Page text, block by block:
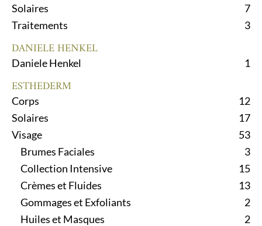
Solaires
7
Traitements
3
DANIELE HENKEL
Daniele Henkel 1
ESTHEDERM
Corps
12
Solaires
17
Visage
53
Brumes Faciales
3
Collection Intensive
15
Crèmes et Fluides
13
Gommages et Exfoliants
2
Huiles et Masques
2